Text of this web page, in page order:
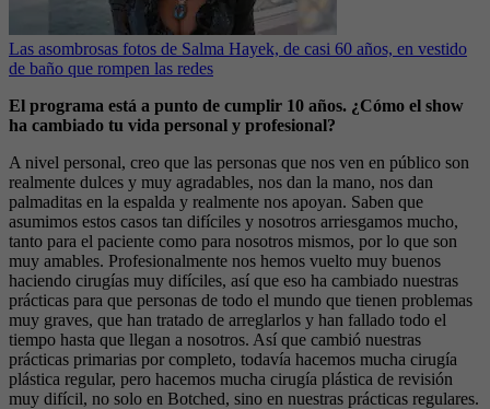
Las asombrosas fotos de Salma Hayek, de casi 60 años, en vestido
de baño que rompen las redes
El programa está a punto de cumplir 10 años. ¿Cómo el show
ha cambiado tu vida personal y profesional?
A nivel personal, creo que las personas que nos ven en público son
realmente dulces y muy agradables, nos dan la mano, nos dan
palmaditas en la espalda y realmente nos apoyan. Saben que
asumimos estos casos tan difíciles y nosotros arriesgamos mucho,
tanto para el paciente como para nosotros mismos, por lo que son
muy amables. Profesionalmente nos hemos vuelto muy buenos
haciendo cirugías muy difíciles, así que eso ha cambiado nuestras
prácticas para que personas de todo el mundo que tienen problemas
muy graves, que han tratado de arreglarlos y han fallado todo el
tiempo hasta que llegan a nosotros. Así que cambió nuestras
prácticas primarias por completo, todavía hacemos mucha cirugía
plástica regular, pero hacemos mucha cirugía plástica de revisión
muy difícil, no solo en Botched, sino en nuestras prácticas regulares.